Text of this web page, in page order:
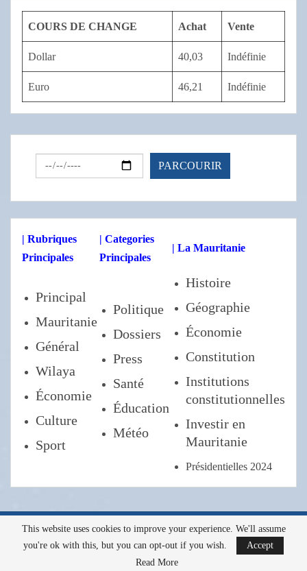
COURS DE CHANGE Achat Vente
Dollar 40,03 Indéfinie
Euro 46,21 Indéfinie
| Rubriques
Principales
| Categories
Principales
| La Mauritanie
Principal
Mauritanie
Général
Wilaya
Économie
Culture
Sport
Politique
Dossiers
Press
Santé
Éducation
Météo
Histoire
Géographie
Économie
Constitution
Institutions
constitutionnelles
Investir en
Mauritanie
Présidentielles 2024
Tous droits réservés a l'AMI ©2022
This website uses cookies to improve your experience. We'll assume
you're ok with this, but you can opt-out if you wish.
Accept
Read More